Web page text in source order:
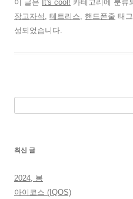
이 글은 It's cool! 카테고리에 분류
장고자석 , 테트리스, 핸드폰줄 태
성되었습니다.
최신 글
2024, 봄
아이코스 (IQOS)